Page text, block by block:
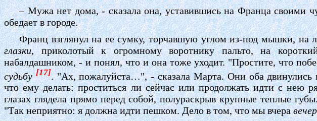
– Мужа нет дома, - сказала она, уставившись на Франца своими
обедает в городе.
Франц взглянул на ее сумку, торчавшую углом из-под мышки, на
глазки, приколотый к огромному воротнику пальто, на
набалдашником, - и понял, что и она тоже уходит. "Простите, что
судьбу[17]. "Ах, пожалуйста…", - сказала Марта. Они оба двинулись
что ему делать: проститься ли сейчас или продолжать идти с нею
глазах глядела прямо перед собой, полураскрыв крупные теплые
"Так неприятно: я должна идти пешком. Дело в том, что мы вчера